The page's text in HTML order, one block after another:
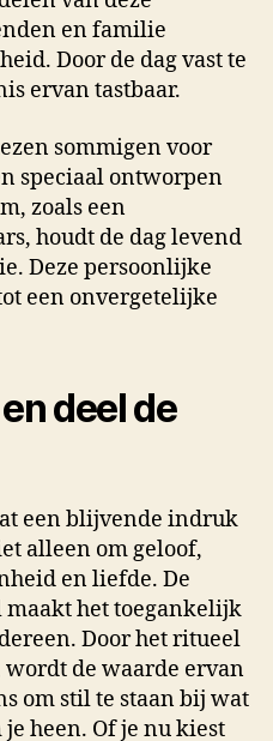
en familie
Door de dag vast te
ervan tastbaar.
sommigen voor
speciaal ontworpen
zoals een
houdt de dag levend
Deze persoonlijke
een onvergetelijke
deel de
een blijvende indruk
alleen om geloof,
en liefde. De
maakt het toegankelijk
Door het ritueel
de waarde ervan
om stil te staan bij wat
heen. Of je nu kiest